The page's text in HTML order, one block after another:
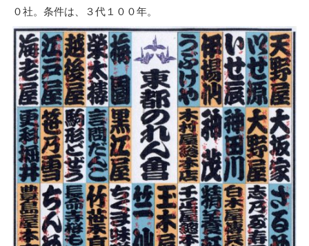
０社。条件は、３代１００年。